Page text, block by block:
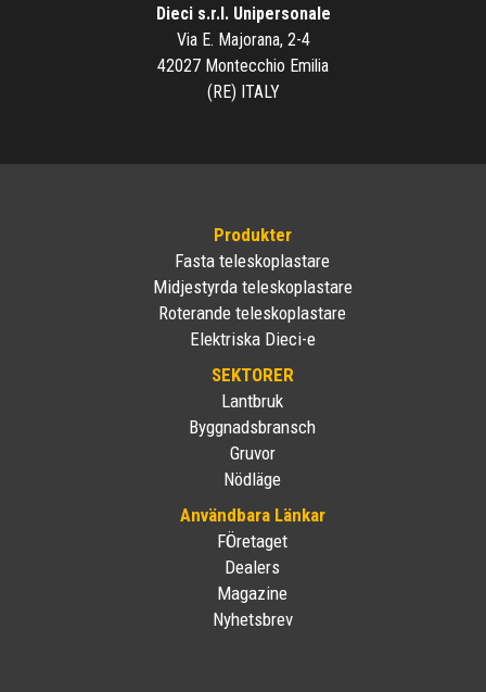
Dieci s.r.l. Unipersonale
Via E. Majorana, 2-4
42027 Montecchio Emilia
(RE) ITALY
Produkter
Fasta teleskoplastare
Midjestyrda teleskoplastare
Roterande teleskoplastare
Elektriska Dieci-e
SEKTORER
Lantbruk
Byggnadsbransch
Gruvor
Nödläge
Användbara Länkar
FÖretaget
Dealers
Magazine
Nyhetsbrev